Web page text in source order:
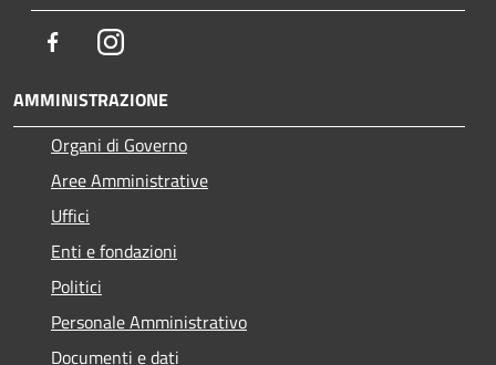
FacebookInstagram
AMMINISTRAZIONE
Organi di Governo
Aree Amministrative
Uffici
Enti e fondazioni
Politici
Personale Amministrativo
Documenti e dati